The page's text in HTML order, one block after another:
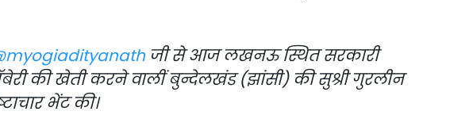
जी से आज लखनऊ स्थित सरकारी
की खेती करने वालीं बुन्देलखंड (झांसी) की सुश्री गुरलीन
भेंट की।